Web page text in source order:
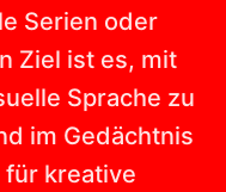
Serien oder
Ziel ist es, mit
Sprache zu
im Gedächtnis
kreative